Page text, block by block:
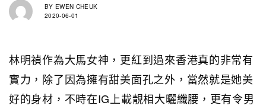
BY EWEN CHEUK
2020-06-01
林明禎作為大馬女神，更紅到過來香港真的非常有
實力，除了因為擁有甜美面孔之外，當然就是她美
好的身材，不時在IG上載靚相大曬纖腰，更有令男